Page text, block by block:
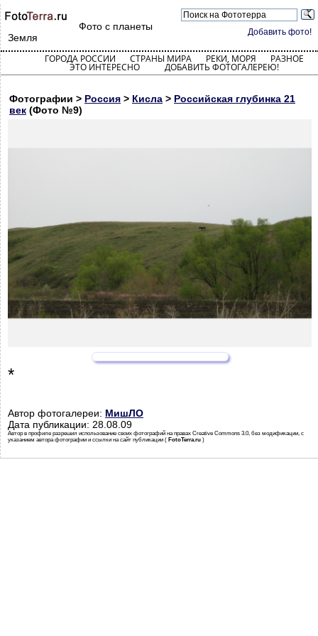
Добавить фото!
Фото с планеты
Земля
ГОРОДА РОССИИ СТРАНЫ МИРА РЕКИ, МОРЯ РАЗНОЕ
ЭТО ИНТЕРЕСНО ДОБАВИТЬ ФОТОГАЛЕРЕЮ!
Фотографии > Россия > Кисла > Российская глубинка 21
век (Фото №9)
*
Автор фотогалереи: МишЛО
Дата публикации: 28.08.09
Автор в профиле разрешил использование своих фотографий на правах Creative Commons 3.0, без модификации, с
указанием автора фотографии и ссылки на сайт публикации ( FotoTerra.ru )